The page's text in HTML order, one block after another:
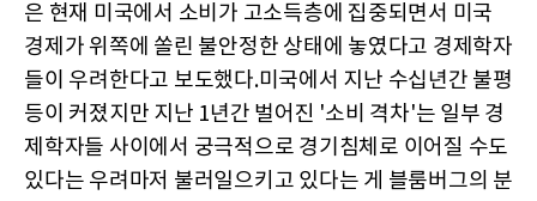
은 현재 미국에서 소비가 고소득층에 집중되면서 미국
경제가 위쪽에 쏠린 불안정한 상태에 놓였다고 경제학자
들이 우려한다고 보도했다.미국에서 지난 수십년간 불평
등이 커졌지만 지난 1년간 벌어진 '소비 격차'는 일부 경
제학자들 사이에서 궁극적으로 경기침체로 이어질 수도
있다는 우려마저 불러일으키고 있다는 게 블룸버그의 분